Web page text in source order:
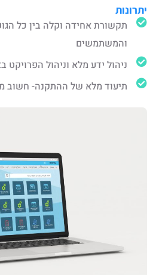
יתרונות
תקשורת אחידה וקלה בין כל
והמשתמשים
ניהול ידע מלא וניהול הפרויקט
תיעוד מלא של ההתקנה- חשוב